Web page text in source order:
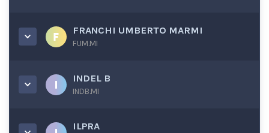
FRANCHI UMBERTO MARMI
FUM.MI
INDEL B
INDB.MI
ILPRA